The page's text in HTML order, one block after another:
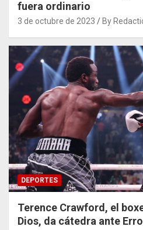
fuera ordinario
3 de octubre de 2023 By
DEPORTES
Terence Crawford, el
Dios, da cátedra ante